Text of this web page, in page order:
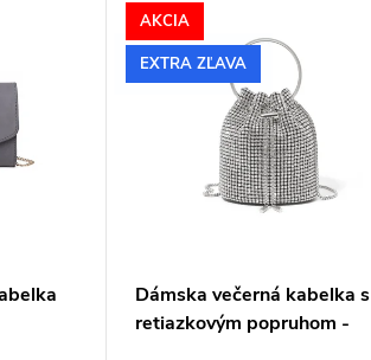
AKCIA
EXTRA ZĽAVA
Dámska večerná kabelka s
retiazkovým popruhom -